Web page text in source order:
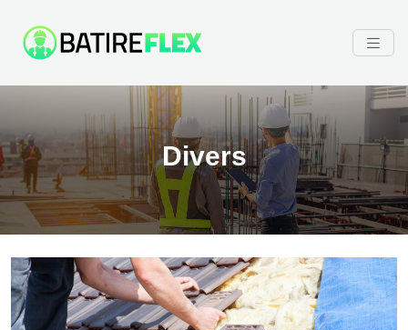
Divers